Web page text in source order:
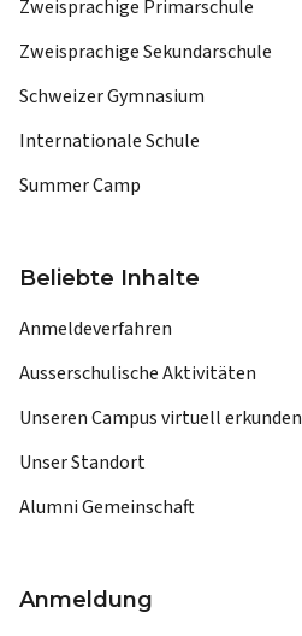
Zweisprachige Primarschule
Zweisprachige Sekundarschule
Schweizer Gymnasium
Internationale Schule
Summer Camp
Beliebte Inhalte
Anmeldeverfahren
Ausserschulische Aktivitäten
Unseren Campus virtuell erkunden
Unser Standort
Alumni Gemeinschaft
Anmeldung